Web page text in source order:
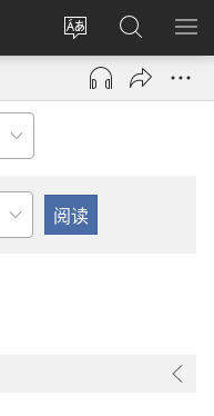
更
改
网
登
录
（打
搜
索
JW.ORG
显